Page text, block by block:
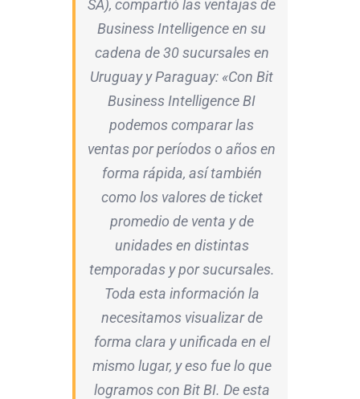
SA), compartió las ventajas de
Business Intelligence en su
cadena de 30 sucursales en
Uruguay y Paraguay: «Con Bit
Business Intelligence BI
podemos comparar las
ventas por períodos o años en
forma rápida, así también
como los valores de ticket
promedio de venta y de
unidades en distintas
temporadas y por sucursales.
Toda esta información la
necesitamos visualizar de
forma clara y unificada en el
mismo lugar, y eso fue lo que
logramos con Bit BI. De esta